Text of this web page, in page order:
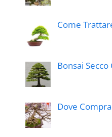
Come
Bonsai Secco
Dove